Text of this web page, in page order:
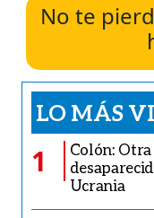
No te
LO MÁS
1
Colón:
Ucrania